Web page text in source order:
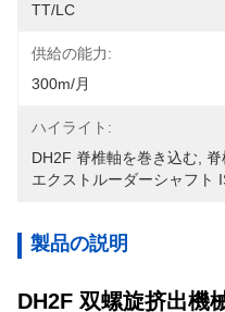
TT/LC
供給の能力:
300m/月
ハイライト:
DH2F 脊椎軸を巻き込む
エクストルーダーシャフト
製品の説明
DH2F 双螺旋挤出機